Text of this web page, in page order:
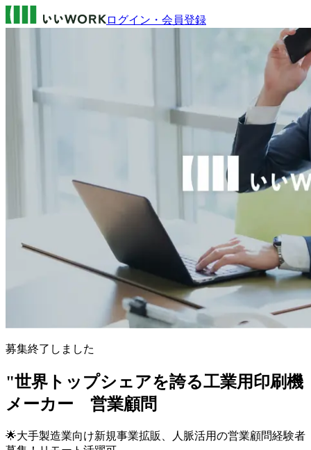
ログイン・会員登録
募集終了しました
"世界トップシェアを誇る工業用印刷機
メーカー 営業顧問
🌟大手製造業向け新規事業拡販、人脈活用の営業顧問経験者